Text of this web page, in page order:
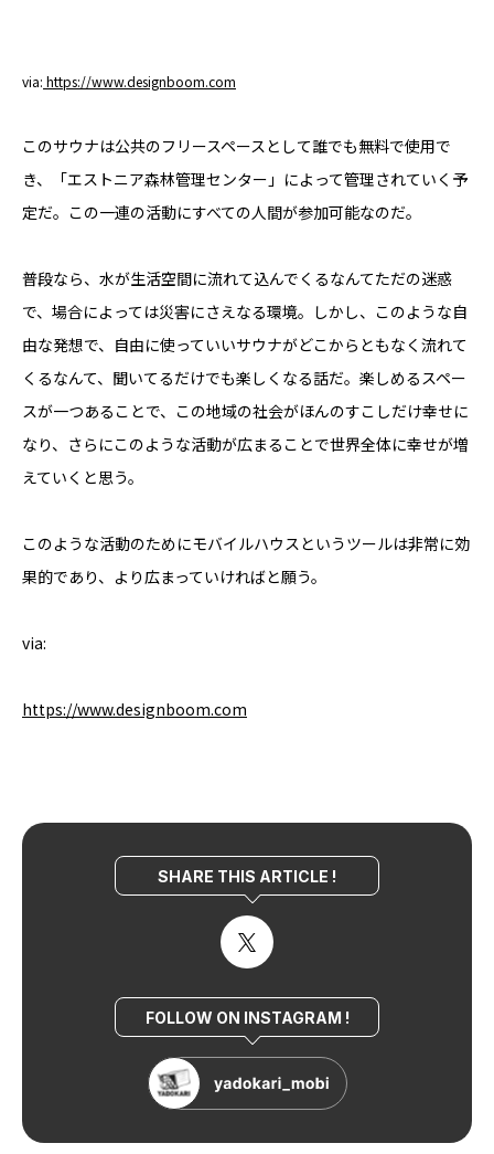
via: https://www.designboom.com
このサウナは公共のフリースペースとして誰でも無料で使用で
き、「エストニア森林管理センター」によって管理されていく予
定だ。この一連の活動にすべての人間が参加可能なのだ。
普段なら、水が生活空間に流れて込んでくるなんてただの迷惑
で、場合によっては災害にさえなる環境。しかし、このような自
由な発想で、自由に使っていいサウナがどこからともなく流れて
くるなんて、聞いてるだけでも楽しくなる話だ。楽しめるスペー
スが一つあることで、この地域の社会がほんのすこしだけ幸せに
なり、さらにこのような活動が広まることで世界全体に幸せが増
えていくと思う。
このような活動のためにモバイルハウスというツールは非常に効
果的であり、より広まっていければと願う。
via:
https://www.designboom.com
SHARE THIS ARTICLE !
FOLLOW ON INSTAGRAM !